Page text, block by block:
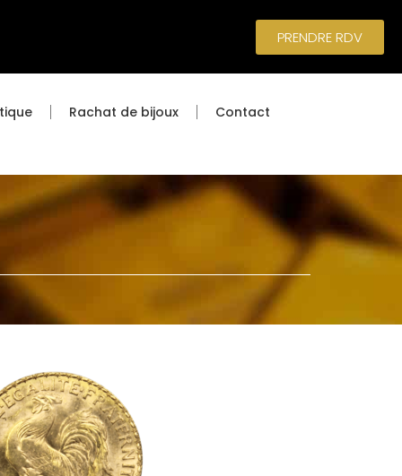
PRENDRE RDV
Rachat de bijoux Contact